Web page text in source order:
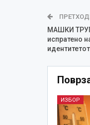
МАШКИ
испратено
идентитетот
ИЗБОР